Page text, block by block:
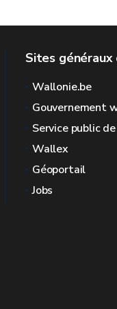
Sites
Wallonie.be
Gouvernement
Service public
Wallex
Géoportail
Jobs